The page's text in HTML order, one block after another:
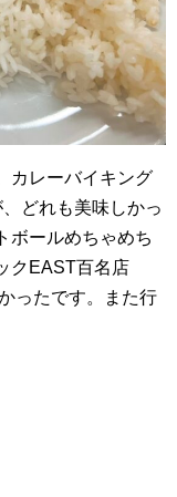
カレーバイキング
どれも美味しかっ
ボールめちゃめち
クEAST百名店
ったです。また行